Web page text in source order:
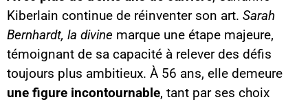
Kiberlain continue de réinventer son art. Sarah
Bernhardt, la divine marque une étape majeure,
témoignant de sa capacité à relever des défis
toujours plus ambitieux. À 56 ans, elle demeure
une figure incontournable, tant par ses choix